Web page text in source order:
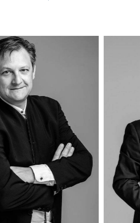
Mokhtar SEDDOUKI
+33 4 93 79 28 71
+33 6 98 86 41 15